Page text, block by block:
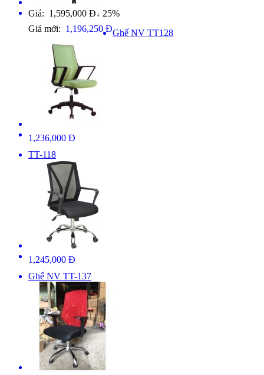
Giá: 1,595,000 Đ ↓ 25%
Giá mới: 1,196,250 ĐGhế NV TT128
1,236,000 Đ
TT-118
1,245,000 Đ
Ghế NV TT-137